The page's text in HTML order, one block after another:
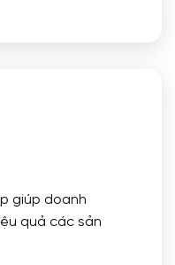
giúp doanh
quả các sản